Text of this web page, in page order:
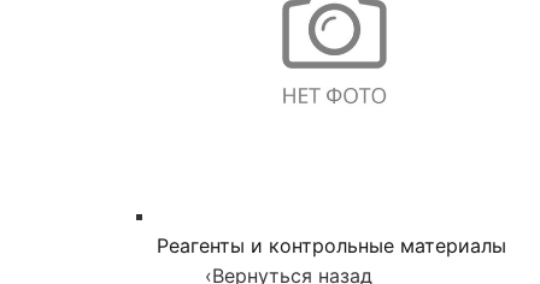
Реагенты и контрольные материалы
‹Вернуться назад